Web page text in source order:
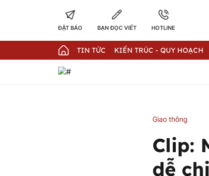
ĐẶT BÁO BẠN ĐỌC VIẾT HOTLINE
TIN TỨC KIẾN TRÚC - QUY HOẠCH
Giao thông
Clip:
dễ